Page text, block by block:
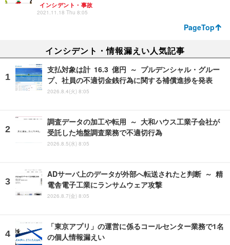
インシデント・事故
2021.11.18 Thu 8:05
PageTop
インシデント・情報漏えい人気記事
支払対象は計 16.3 億円 ～ プルデンシャル・グルー
プ、社員の不適切金銭行為に関する補償進捗を発表
2026.8.4(火) 8:05
調査データの加工や転用 ～ 大和ハウス工業子会社が
受託した地盤調査業務で不適切行為
2026.8.5(水) 8:05
ADサーバ上のデータが外部へ転送されたと判断 ～ 精
電舎電子工業にランサムウェア攻撃
2026.8.7(金) 8:05
「東京アプリ」の運営に係るコールセンター業務で1名
の個人情報漏えい